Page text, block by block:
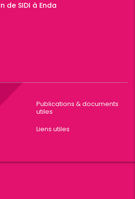
de SIDI à Enda
Publications & documents
utiles
Liens utiles